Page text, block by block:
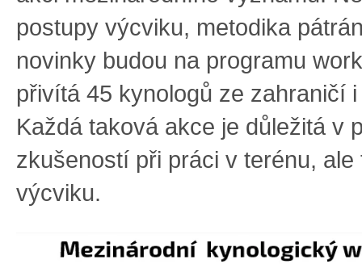
postupy výcviku, metodika
novinky budou na programu
přivítá 45 kynologů ze zahraničí
Každá taková akce je důležitá v
zkušeností při práci v terénu, ale
výcviku.